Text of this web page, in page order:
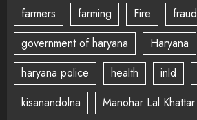
farmers
farming Fire
fraud
government of haryana
Haryana
haryana police
health inld
kisanandolna
Manohar Lal Khattar